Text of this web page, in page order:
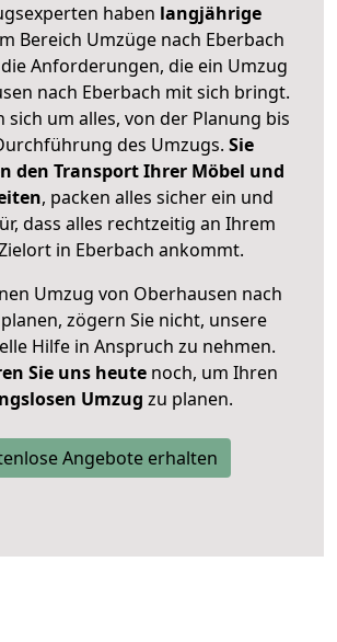
haben langjährige
Bereich Umzüge nach Eberbach
Anforderungen, die ein Umzug
nach Eberbach mit sich bringt.
sich um alles, von der Planung bis
des Umzugs. Sie
den Transport Ihrer Möbel und
, packen alles sicher ein und
dass alles rechtzeitig an Ihrem
in Eberbach ankommt.
Umzug von Oberhausen nach
zögern Sie nicht, unsere
Hilfe in Anspruch zu nehmen.
Sie uns heutenoch, um Ihren
Umzug zu planen.
Angebote erhalten